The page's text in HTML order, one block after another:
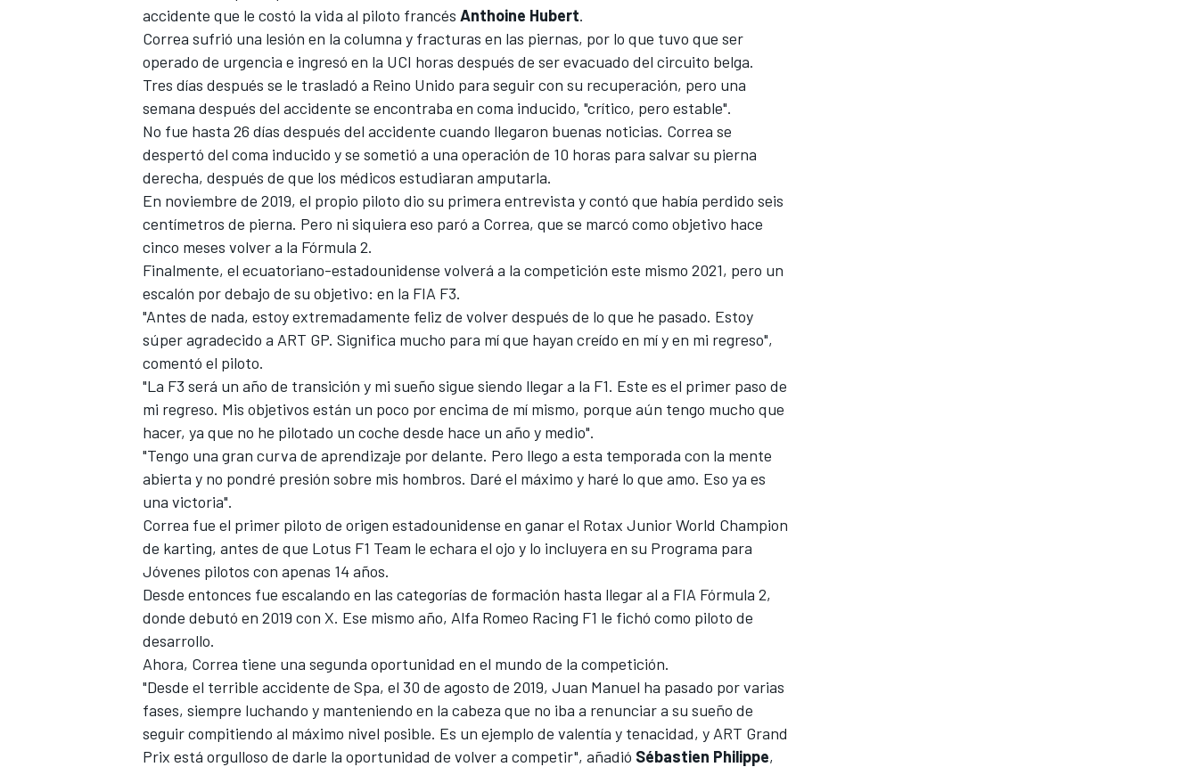
FÓRMULA E
WRC
accidente que le costó la vida al piloto francés Anthoine Hubert.
Correa sufrió una lesión en la columna y fracturas en las piernas, por lo que tuvo que ser
operado de urgencia e ingresó en la UCI horas después de ser evacuado del circuito belga.
Tres días después se le trasladó a Reino Unido para seguir con su recuperación, pero una
semana después del accidente se encontraba en coma inducido, "crítico, pero estable".
No fue hasta 26 días después del accidente cuando llegaron buenas noticias. Correa se
despertó del coma inducido y se sometió a una operación de 10 horas para salvar su pierna
derecha, después de que los médicos estudiaran amputarla.
En noviembre de 2019, el propio piloto dio su primera entrevista y contó que había perdido seis
centímetros de pierna. Pero ni siquiera eso paró a Correa, que se marcó como objetivo hace
cinco meses volver a la Fórmula 2.
Finalmente, el ecuatoriano-estadounidense volverá a la competición este mismo 2021, pero un
escalón por debajo de su objetivo: en la FIA F3.
"Antes de nada, estoy extremadamente feliz de volver después de lo que he pasado. Estoy
súper agradecido a ART GP. Significa mucho para mí que hayan creído en mí y en mi regreso",
comentó el piloto.
"La F3 será un año de transición y mi sueño sigue siendo llegar a la F1. Este es el primer paso de
mi regreso. Mis objetivos están un poco por encima de mí mismo, porque aún tengo mucho que
hacer, ya que no he pilotado un coche desde hace un año y medio".
"Tengo una gran curva de aprendizaje por delante. Pero llego a esta temporada con la mente
abierta y no pondré presión sobre mis hombros. Daré el máximo y haré lo que amo. Eso ya es
una victoria".
Correa fue el primer piloto de origen estadounidense en ganar el Rotax Junior World Champion
de karting, antes de que Lotus F1 Team le echara el ojo y lo incluyera en su Programa para
Jóvenes pilotos con apenas 14 años.
Desde entonces fue escalando en las categorías de formación hasta llegar al a FIA Fórmula 2,
donde debutó en 2019 con X. Ese mismo año, Alfa Romeo Racing F1 le fichó como piloto de
desarrollo.
Ahora, Correa tiene una segunda oportunidad en el mundo de la competición.
"Desde el terrible accidente de Spa, el 30 de agosto de 2019, Juan Manuel ha pasado por varias
fases, siempre luchando y manteniendo en la cabeza que no iba a renunciar a su sueño de
seguir compitiendo al máximo nivel posible. Es un ejemplo de valentía y tenacidad, y ART Grand
Prix está orgulloso de darle la oportunidad de volver a competir", añadió Sébastien Philippe,